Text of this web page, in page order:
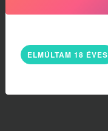
ELMÚLTAM 18 ÉVES